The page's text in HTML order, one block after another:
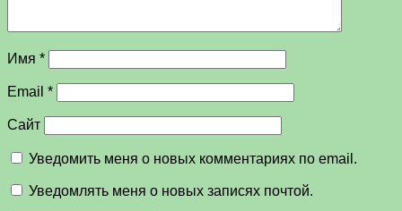
Имя *
Email *
Сайт
Уведомить меня о новых комментариях по email.
Уведомлять меня о новых записях почтой.